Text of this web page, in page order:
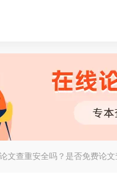
文查重安全吗？是否免费论